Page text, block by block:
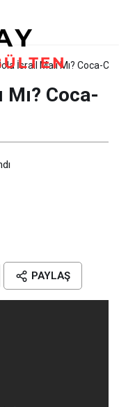
İsrail Malı Mı? Coca-
Coca-
PAYLAŞ
Lipton